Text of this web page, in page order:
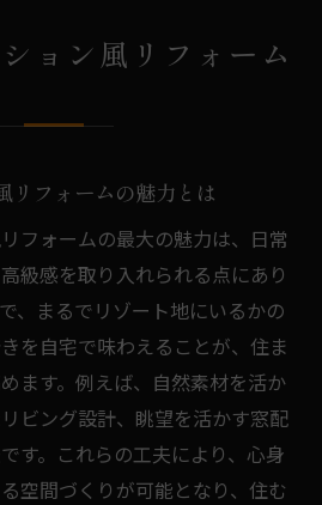
ョン風リフォーム
リフォームの魅力とは
フォームの最大の魅力は、日常
級感を取り入れられる点にあり
、まるでリゾート地にいるかの
を自宅で味わえることが、住ま
ます。例えば、自然素材を活か
ビング設計、眺望を活かす窓配
す。これらの工夫により、心身
空間づくりが可能となり、住む